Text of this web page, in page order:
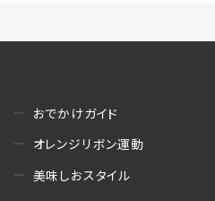
ート等、当サービスが実
選、当選者への連絡及
向や属性情報等の分析
せ・応募等への対応
おでかけガイド
オレンジリボン運動
美味しおスタイル